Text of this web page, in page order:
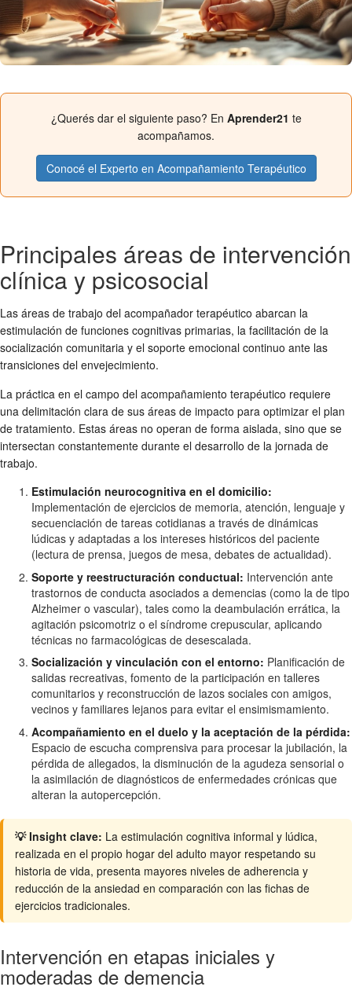
¿Querés dar el siguiente paso? En Aprender21 te
acompañamos.
Conocé el Experto en Acompañamiento Terapéutico
Principales áreas de intervención
clínica y psicosocial
Las áreas de trabajo del acompañador terapéutico abarcan la
estimulación de funciones cognitivas primarias, la facilitación de la
socialización comunitaria y el soporte emocional continuo ante las
transiciones del envejecimiento.
La práctica en el campo del acompañamiento terapéutico requiere
una delimitación clara de sus áreas de impacto para optimizar el plan
de tratamiento. Estas áreas no operan de forma aislada, sino que se
intersectan constantemente durante el desarrollo de la jornada de
trabajo.
Estimulación neurocognitiva en el domicilio:
Implementación de ejercicios de memoria, atención, lenguaje y
secuenciación de tareas cotidianas a través de dinámicas
lúdicas y adaptadas a los intereses históricos del paciente
(lectura de prensa, juegos de mesa, debates de actualidad).
Soporte y reestructuración conductual: Intervención ante
trastornos de conducta asociados a demencias (como la de tipo
Alzheimer o vascular), tales como la deambulación errática, la
agitación psicomotriz o el síndrome crepuscular, aplicando
técnicas no farmacológicas de desescalada.
Socialización y vinculación con el entorno: Planificación de
salidas recreativas, fomento de la participación en talleres
comunitarios y reconstrucción de lazos sociales con amigos,
vecinos y familiares lejanos para evitar el ensimismamiento.
Acompañamiento en el duelo y la aceptación de la pérdida:
Espacio de escucha comprensiva para procesar la jubilación, la
pérdida de allegados, la disminución de la agudeza sensorial o
la asimilación de diagnósticos de enfermedades crónicas que
alteran la autopercepción.
💡 Insight clave: La estimulación cognitiva informal y lúdica,
realizada en el propio hogar del adulto mayor respetando su
historia de vida, presenta mayores niveles de adherencia y
reducción de la ansiedad en comparación con las fichas de
ejercicios tradicionales.
Intervención en etapas iniciales y
moderadas de demencia